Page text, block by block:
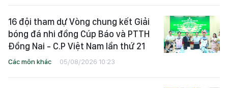
16 đội tham dự Vòng chung kết Giải
bóng đá nhi đồng Cúp Báo và PTTH
Đồng Nai - C.P Việt Nam lần thứ 21
Các môn khác 05/08/2026 10:23